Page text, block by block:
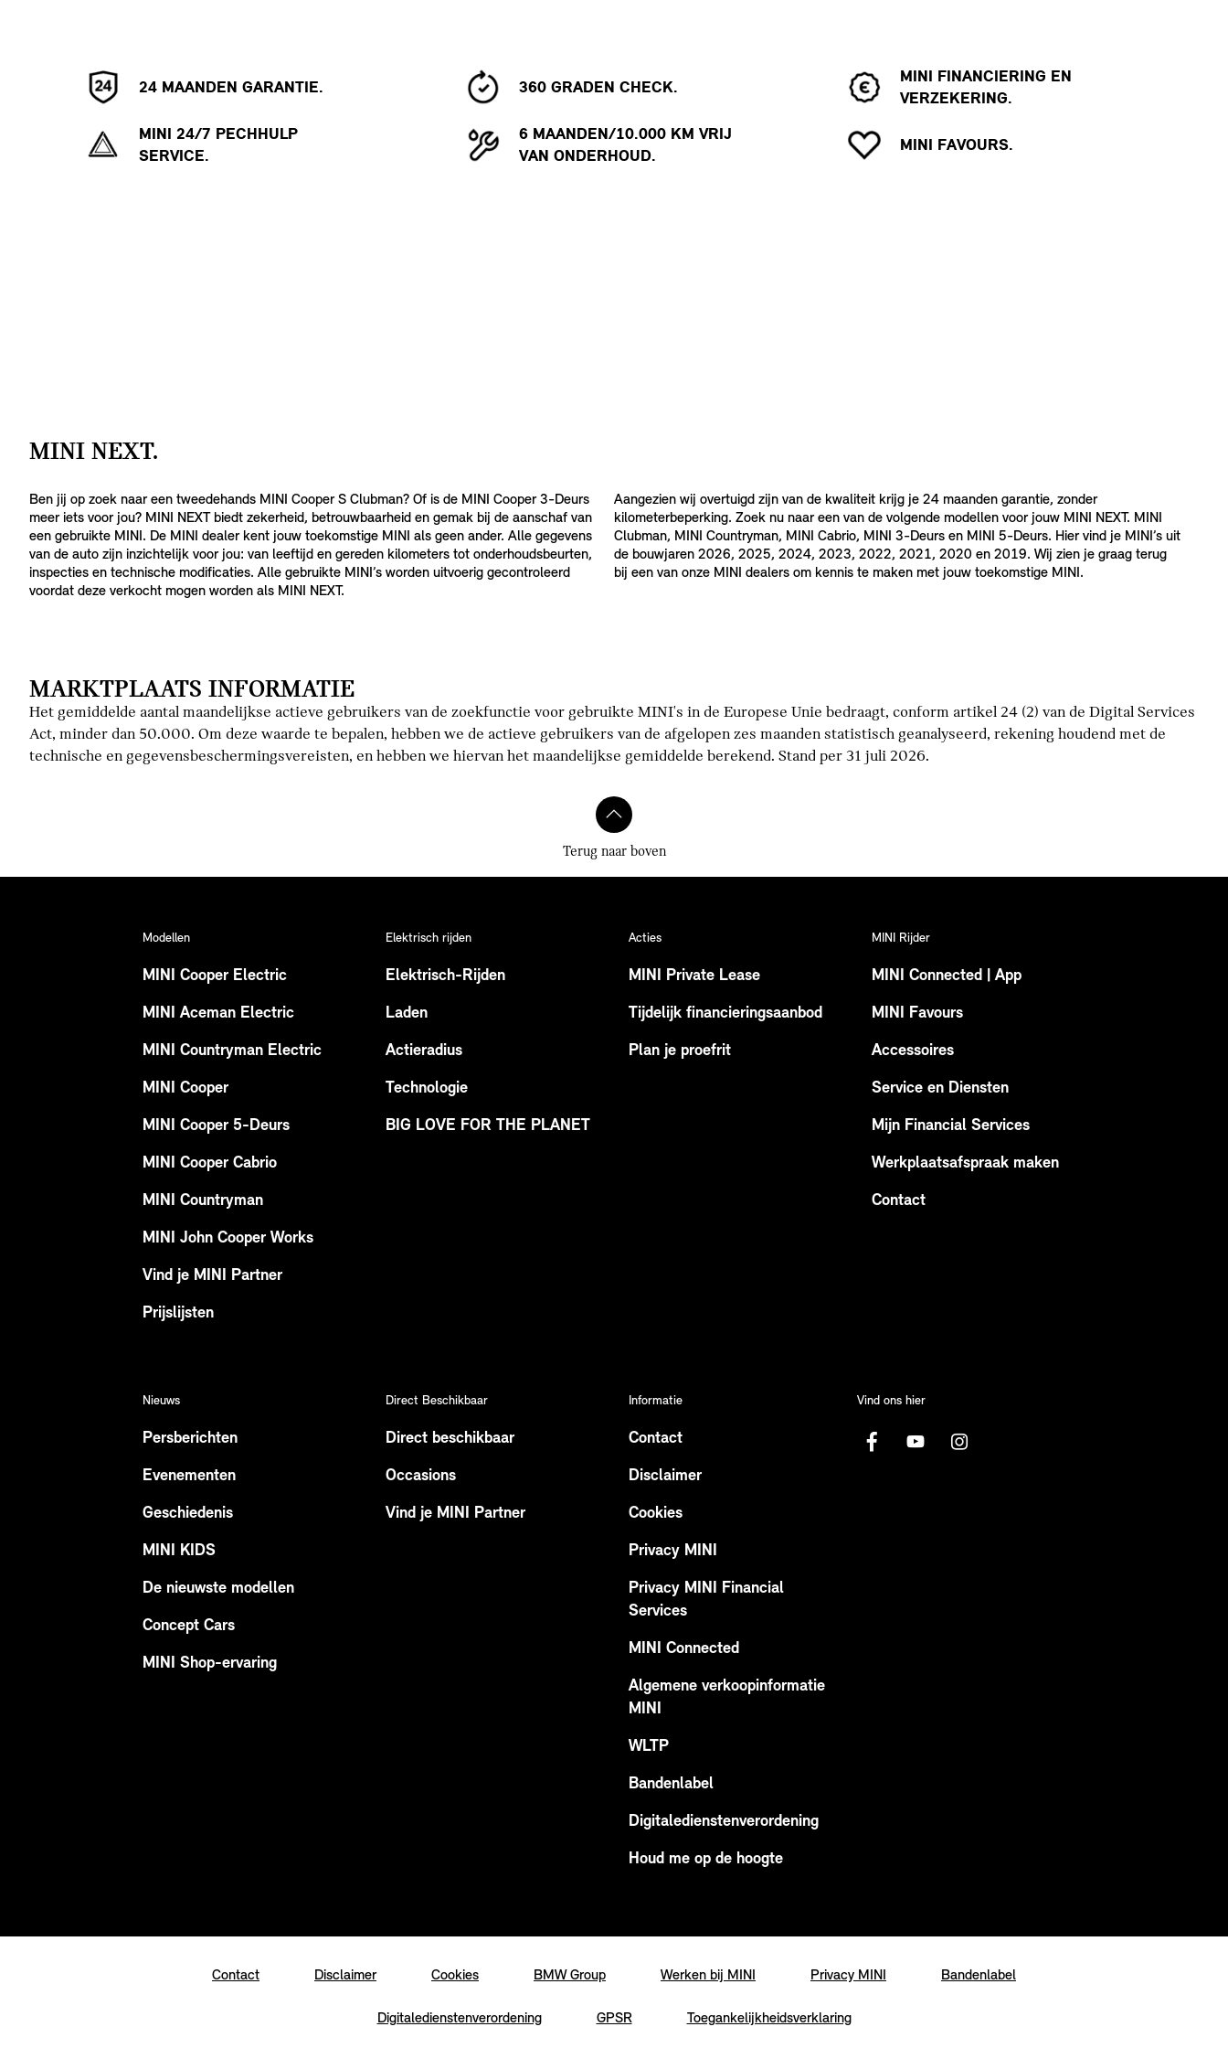
24 MAANDEN GARANTIE. 360 GRADEN CHECK.
MINI FINANCIERING EN
VERZEKERING.
MINI 24/7 PECHHULP
SERVICE.
6 MAANDEN/10.000 KM VRIJ
VAN ONDERHOUD.
MINI FAVOURS.
MINI NEXT.
Ben jij op zoek naar een tweedehands MINI Cooper S Clubman? Of is de MINI Cooper 3-Deurs
meer iets voor jou? MINI NEXT biedt zekerheid, betrouwbaarheid en gemak bij de aanschaf van
een gebruikte MINI. De MINI dealer kent jouw toekomstige MINI als geen ander. Alle gegevens
van de auto zijn inzichtelijk voor jou: van leeftijd en gereden kilometers tot onderhoudsbeurten,
inspecties en technische modificaties. Alle gebruikte MINI’s worden uitvoerig gecontroleerd
voordat deze verkocht mogen worden als MINI NEXT.
Aangezien wij overtuigd zijn van de kwaliteit krijg je 24 maanden garantie, zonder
kilometerbeperking. Zoek nu naar een van de volgende modellen voor jouw MINI NEXT. MINI
Clubman, MINI Countryman, MINI Cabrio, MINI 3-Deurs en MINI 5-Deurs. Hier vind je MINI’s uit
de bouwjaren 2026, 2025, 2024, 2023, 2022, 2021, 2020 en 2019. Wij zien je graag terug
bij een van onze MINI dealers om kennis te maken met jouw toekomstige MINI.
MARKTPLAATS INFORMATIE
Het gemiddelde aantal maandelijkse actieve gebruikers van de zoekfunctie voor gebruikte MINI's in de Europese Unie bedraagt, conform artikel 24 (2) van de Digital Services
Act, minder dan 50.000. Om deze waarde te bepalen, hebben we de actieve gebruikers van de afgelopen zes maanden statistisch geanalyseerd, rekening houdend met de
technische en gegevensbeschermingsvereisten, en hebben we hiervan het maandelijkse gemiddelde berekend. Stand per 31 juli 2026.
Terug naar boven
Modellen
MINI Cooper Electric
MINI Aceman Electric
MINI Countryman Electric
MINI Cooper
MINI Cooper 5-Deurs
MINI Cooper Cabrio
MINI Countryman
MINI John Cooper Works
Vind je MINI Partner
Prijslijsten
Elektrisch rijden
Elektrisch-Rijden
Laden
Actieradius
Technologie
BIG LOVE FOR THE PLANET
Acties
MINI Private Lease
Tijdelijk financieringsaanbod
Plan je proefrit
MINI Rijder
MINI Connected | App
MINI Favours
Accessoires
Service en Diensten
Mijn Financial Services
Werkplaatsafspraak maken
Contact
Nieuws
Persberichten
Evenementen
Geschiedenis
MINI KIDS
De nieuwste modellen
Concept Cars
MINI Shop-ervaring
Direct Beschikbaar
Direct beschikbaar
Occasions
Vind je MINI Partner
Informatie
Contact
Disclaimer
Cookies
Privacy MINI
Privacy MINI Financial
Services
MINI Connected
Algemene verkoopinformatie
MINI
WLTP
Bandenlabel
Digitaledienstenverordening
Houd me op de hoogte
Vind ons hier
Contact Disclaimer Cookies BMW Group Werken bij MINI Privacy MINI Bandenlabel
Digitaledienstenverordening GPSR Toegankelijkheidsverklaring